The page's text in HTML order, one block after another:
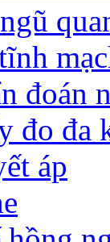
đoán
đo đa
áp